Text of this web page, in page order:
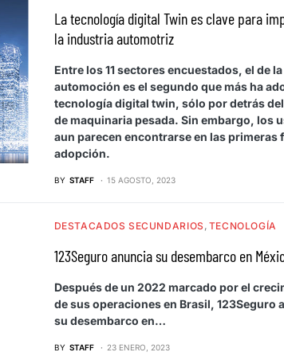
La tecnología digital Twin es clave para
la industria automotriz
Entre los 11 sectores encuestados, el de la
automoción es el segundo que más ha
tecnología digital twin, sólo por detrás
de maquinaria pesada. Sin embargo, los
aun parecen encontrarse en las primeras
adopción.
BY STAFF 15 AGOSTO, 2023
DESTACADOS SECUNDARIOS TECNOLOGÍA
123Seguro anuncia su desembarco en
Después de un 2022 marcado por el
de sus operaciones en Brasil, 123Seguro
su desembarco en…
BY STAFF 23 ENERO, 2023